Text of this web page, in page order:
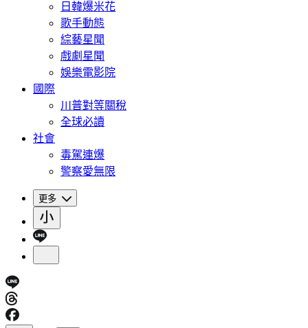
日韓爆米花
歌手動態
綜藝星聞
戲劇星聞
娛樂電影院
國際
川普對等關稅
全球必讀
社會
毒駕連爆
警察愛無限
更多